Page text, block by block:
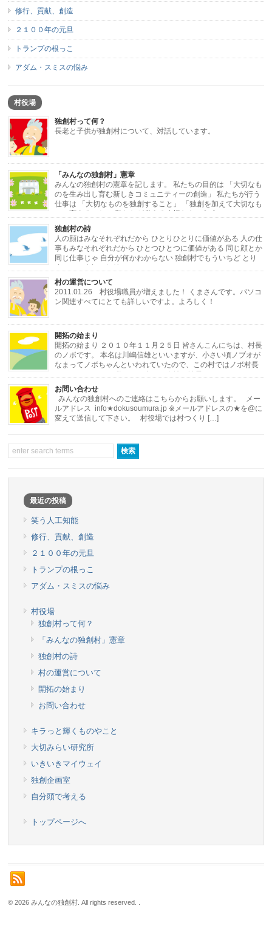
修行、貢献、創造
２１００年の元旦
トランプの根っこ
アダム・スミスの悩み
村役場
独創村って何？
長老と子供が独創村について、対話しています。
「みんなの独創村」憲章
みんなの独創村の憲章を記します。 私たちの目的は 「大切なも
のを生み出し育む新しきコミュニティーの創造」 私たちが行う
仕事は 「大切なものを独創すること」 「独創を加えて大切なも
のに変えること」 私たちが考える大切なもの […]
独創村の詩
人の顔はみなそれぞれだから ひとりひとりに価値がある 人の仕
事もみなそれぞれだから ひとつひとつに価値がある 同じ顔とか
同じ仕事じゃ 自分が何かわからない 独創村でもういちど とり
戻したい大切な価値 ひとりひとりと ひと […]
村の運営について
2011.01.26 村役場職員が増えました！ くまさんです。パソコ
ン関連すべてにとても詳しいですよ。よろしく！
開拓の始まり
開拓の始まり ２０１０年１１月２５日 皆さんこんにちは、村長
のノボです。 本名は川嶋信雄といいますが、小さい頃ノブオが
なまってノボちゃんといわれていたので、この村ではノボ村長
お問い合わせ
みんなの独創村へのご連絡はこちらからお願いします。 メー
ルアドレス info★dokusoumura.jp ※メールアドレスの★を@に
変えて送信して下さい。 村役場では村つくり […]
最近の投稿
笑う人工知能
修行、貢献、創造
２１００年の元旦
トランプの根っこ
アダム・スミスの悩み
村役場
独創村って何？
「みんなの独創村」憲章
独創村の詩
村の運営について
開拓の始まり
お問い合わせ
キラっと輝くものやこと
大切みらい研究所
いきいきマイウェイ
独創企画室
自分頭で考える
トップページへ
© 2026 みんなの独創村. All rights reserved.